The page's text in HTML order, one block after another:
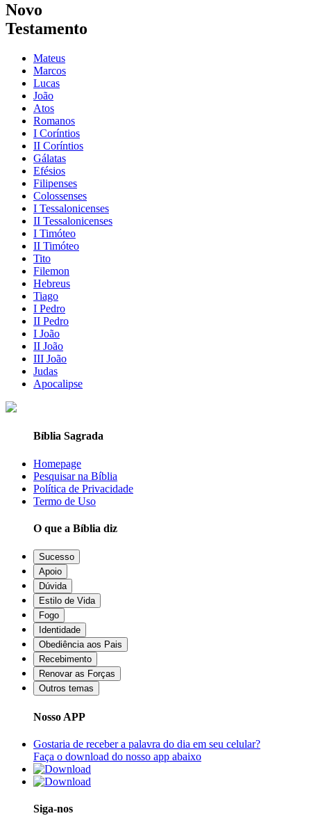
Novo
Testamento
Mateus
Marcos
Lucas
João
Atos
Romanos
I Coríntios
II Coríntios
Gálatas
Efésios
Filipenses
Colossenses
I Tessalonicenses
II Tessalonicenses
I Timóteo
II Timóteo
Tito
Filemon
Hebreus
Tiago
I Pedro
II Pedro
I João
II João
III João
Judas
Apocalipse
Bíblia Sagrada
Homepage
Pesquisar na Bíblia
Política de Privacidade
Termo de Uso
O que a Bíblia diz
Sucesso
Apoio
Dúvida
Estilo de Vida
Fogo
Identidade
Obediência aos Pais
Recebimento
Renovar as Forças
Outros temas
Nosso APP
Gostaria de receber a palavra do dia em seu celular?
Faça o download do nosso app abaixo
Siga-nos